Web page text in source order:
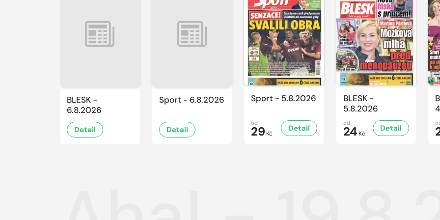
BLESK -
6.8.2026
Detail
Sport - 6.8.2026
Detail
Sport - 5.8.2026
od
29 Kč
Detail
BLESK -
5.8.2026
od
24 Kč
Detail